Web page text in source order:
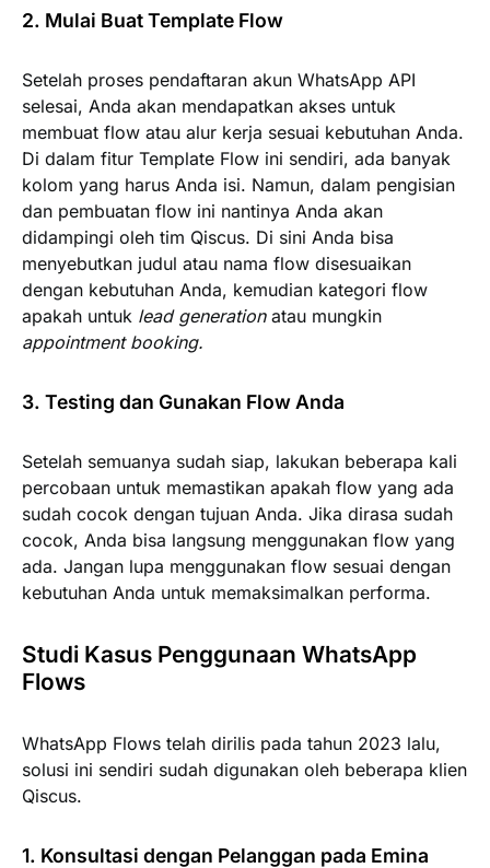
2. Mulai Buat Template Flow
Setelah proses pendaftaran akun WhatsApp API
selesai, Anda akan mendapatkan akses untuk
membuat flow atau alur kerja sesuai kebutuhan Anda.
Di dalam fitur Template Flow ini sendiri, ada banyak
kolom yang harus Anda isi. Namun, dalam pengisian
dan pembuatan flow ini nantinya Anda akan
didampingi oleh tim Qiscus. Di sini Anda bisa
menyebutkan judul atau nama flow disesuaikan
dengan kebutuhan Anda, kemudian kategori flow
apakah untuk lead generation atau mungkin
appointment booking.
3. Testing dan Gunakan Flow Anda
Setelah semuanya sudah siap, lakukan beberapa kali
percobaan untuk memastikan apakah flow yang ada
sudah cocok dengan tujuan Anda. Jika dirasa sudah
cocok, Anda bisa langsung menggunakan flow yang
ada. Jangan lupa menggunakan flow sesuai dengan
kebutuhan Anda untuk memaksimalkan performa.
Studi Kasus Penggunaan WhatsApp
Flows
WhatsApp Flows telah dirilis pada tahun 2023 lalu,
solusi ini sendiri sudah digunakan oleh beberapa klien
Qiscus.
1. Konsultasi dengan Pelanggan pada Emina